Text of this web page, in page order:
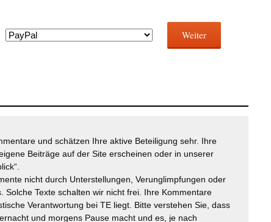
Weiter
und schätzen Ihre aktive Beteiligung sehr. Ihre
Beiträge auf der Site erscheinen oder in unserer
nicht durch Unterstellungen, Verunglimpfungen oder
Solche Texte schalten wir nicht frei. Ihre Kommentare
Verantwortung bei TE liegt. Bitte verstehen Sie, dass
und morgens Pause macht und es, je nach